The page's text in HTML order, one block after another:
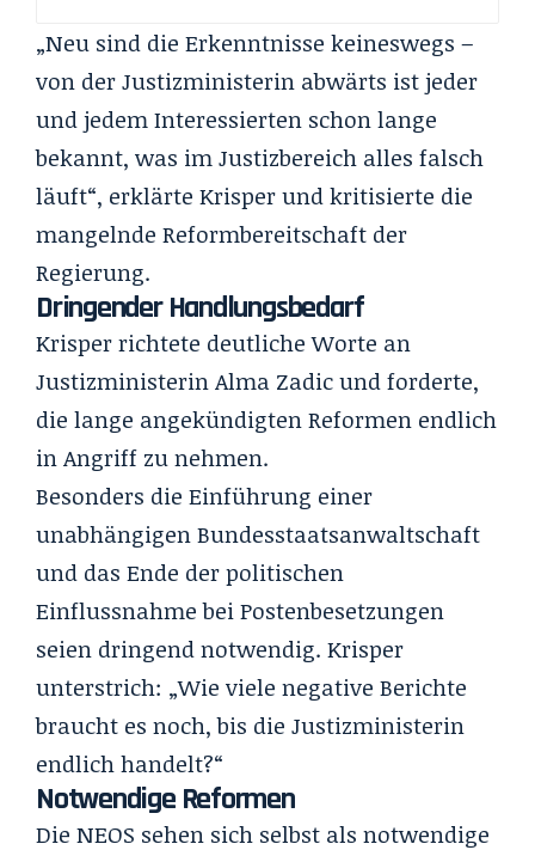
„Neu sind die Erkenntnisse keineswegs –
von der Justizministerin abwärts ist jeder
und jedem Interessierten schon lange
bekannt, was im Justizbereich alles falsch
läuft“, erklärte Krisper und kritisierte die
mangelnde Reformbereitschaft der
Regierung.
Dringender Handlungsbedarf
Krisper richtete deutliche Worte an
Justizministerin Alma Zadic und forderte,
die lange angekündigten Reformen endlich
in Angriff zu nehmen.
Besonders die Einführung einer
unabhängigen Bundesstaatsanwaltschaft
und das Ende der politischen
Einflussnahme bei Postenbesetzungen
seien dringend notwendig. Krisper
unterstrich: „Wie viele negative Berichte
braucht es noch, bis die Justizministerin
endlich handelt?“
Notwendige Reformen
Die NEOS sehen sich selbst als notwendige